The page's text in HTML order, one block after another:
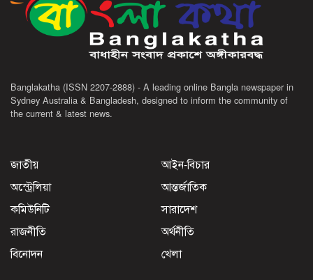
Banglakatha (ISSN 2207-2888) - A leading online Bangla newspaper in
Sydney Australia & Bangladesh, designed to inform the community of
the current & latest news.
জাতীয়
আইন-বিচার
অস্ট্রেলিয়া
আন্তর্জাতিক
কমিউনিটি
সারাদেশ
রাজনীতি
অর্থনীতি
বিনোদন
খেলা